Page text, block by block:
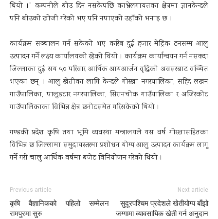
थियो ।” कम्पनीले बीउ दिन नसकेपछि काभ्रेलगायतका क्षेत्रमा ज्ञानकेन्द्रले
पनि बीउको खोजी गरेको भए पनि नपाएको उहाँको भनाइ छ ।
कार्यक्रम सञ्चालन गर्न सकेको भए करिब दुई हजार मेट्रिक टनसम्म आलु
उत्पादन गर्ने लक्ष्य कार्यालयको रहेको थियो । कार्यक्रम कार्यान्वयन गर्न नसक्दा
जिल्लाका दुई सय ५० परिवार आर्थिक आयआर्जन वृद्धिको अवसरबाट वञ्चित
भएका छन् । आलु खेतीका लागि केन्द्रले गोरखा नगरपालिका, सहिद लखन
गाउँपालिका, पालुङटार नगरपालिका, सिरानचोक गाउँपालिका र अजिरकोट
गाउँपालिकाका विभिन्न क्षेत्र छनोटसमेत गरिसकेको थियो ।
गण्डकी प्रदेश कृषि तथा भूमि व्यवस्था मन्त्रालयले यस वर्ष गोरखासहितका
विभिन्न छ जिल्लामा समुदायस्तरमा प्रशोधन योग्य आलु उत्पादन कार्यक्रम लागू
गर्ने गरी चालु आर्थिक वर्षमा बजेट विनियोजन गरेको थियो ।
Previous article
कृषि वैज्ञानिकको पहिलो सम्मेलन
रामपुरमा सुरु
Next article
सुदूरपश्चिम प्रदेशले खेतीयोग्य बाँझो
जग्गामा व्यावसायिक खेती गर्न अनुदान